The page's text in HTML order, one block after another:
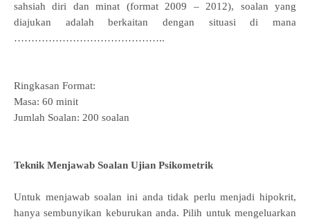
sahsiah diri dan minat (format 2009 – 2012), soalan yang
diajukan adalah berkaitan dengan situasi di mana
……………………………………..
Ringkasan Format:
Masa: 60 minit
Jumlah Soalan: 200 soalan
Teknik Menjawab Soalan Ujian Psikometrik
Untuk menjawab soalan ini anda tidak perlu menjadi hipokrit,
hanya sembunyikan keburukan anda. Pilih untuk mengeluarkan